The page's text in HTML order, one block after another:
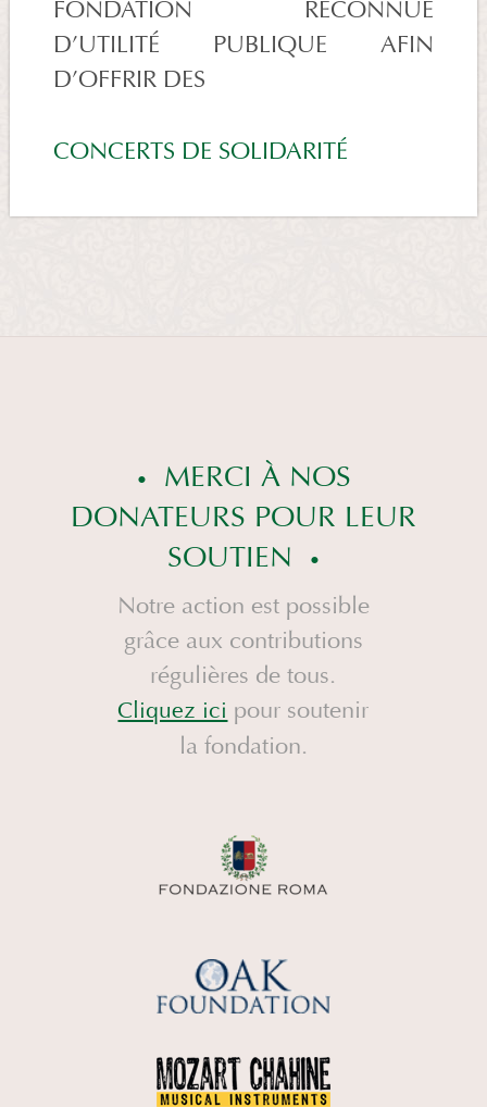
FONDATION RECONNUE
D’UTILITÉ PUBLIQUE AFIN
D’OFFRIR DES
CONCERTS DE SOLIDARITÉ
MERCI À NOS
DONATEURS POUR LEUR
SOUTIEN
Notre action est possible
grâce aux contributions
régulières de tous.
Cliquez ici pour soutenir
la fondation.